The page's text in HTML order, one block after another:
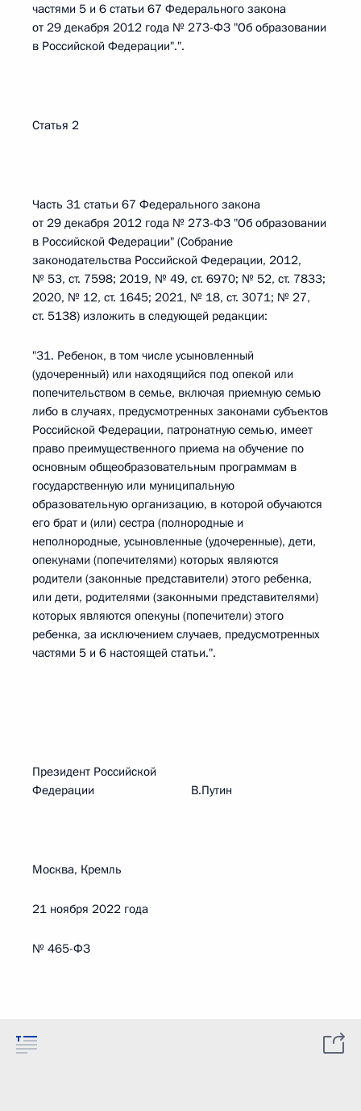
частями 5 и 6 статьи 67 Федерального закона
от 29 декабря 2012 года № 273-ФЗ "Об образовании
в Российской Федерации".".
Статья 2
Часть 31 статьи 67 Федерального закона
от 29 декабря 2012 года № 273-ФЗ "Об образовании
в Российской Федерации" (Собрание
законодательства Российской Федерации, 2012,
№ 53, ст. 7598; 2019, № 49, ст. 6970; № 52, ст. 7833;
2020, № 12, ст. 1645; 2021, № 18, ст. 3071; № 27,
ст. 5138) изложить в следующей редакции:
"31. Ребенок, в том числе усыновленный
(удочеренный) или находящийся под опекой или
попечительством в семье, включая приемную семью
либо в случаях, предусмотренных законами субъектов
Российской Федерации, патронатную семью, имеет
право преимущественного приема на обучение по
основным общеобразовательным программам в
государственную или муниципальную
образовательную организацию, в которой обучаются
его брат и (или) сестра (полнородные и
неполнородные, усыновленные (удочеренные), дети,
опекунами (попечителями) которых являются
родители (законные представители) этого ребенка,
или дети, родителями (законными представителями)
которых являются опекуны (попечители) этого
ребенка, за исключением случаев, предусмотренных
частями 5 и 6 настоящей статьи.".
Президент Российской
Федерации В.Путин
Москва, Кремль
21 ноября 2022 года
№ 465-ФЗ